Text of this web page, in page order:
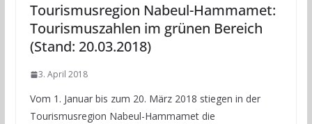
Tourismusregion Nabeul-Hammamet:
Tourismuszahlen im grünen Bereich
(Stand: 20.03.2018)
3. April 2018
Vom 1. Januar bis zum 20. März 2018 stiegen in der
Tourismusregion Nabeul-Hammamet die